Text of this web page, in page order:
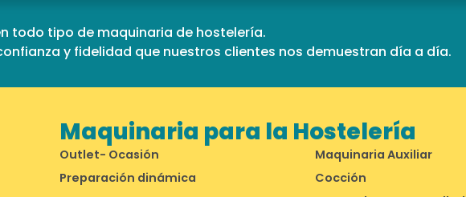
todo tipo de maquinaria de hostelería.
y fidelidad que nuestros clientes nos demuestran día a día.
Maquinaria para la Hostelería
Outlet- Ocasión
Maquinaria Auxiliar
Preparación dinámica
Cocción